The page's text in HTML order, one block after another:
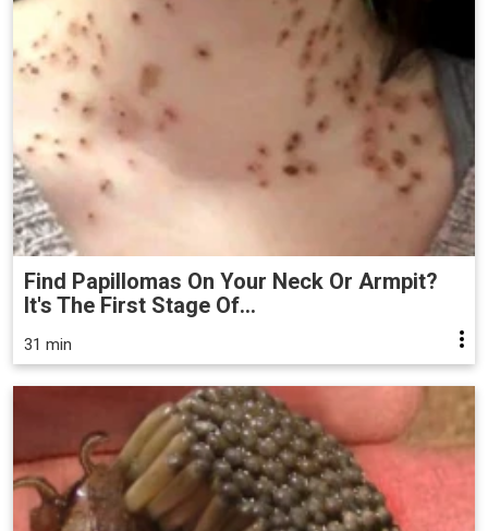
Find Papillomas On Your Neck Or Armpit?
It's The First Stage Of...
31 min